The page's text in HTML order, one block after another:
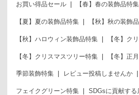
お買い得品セール 【春】春の装飾品特集
【夏】夏の装飾品特集 【秋】秋の装飾
【秋】ハロウィン装飾品特集 【冬】ク
【冬】クリスマスツリー特集 【冬】正
季節装飾特集 レビュー投稿しませんか
フェイクグリーン特集 SDGsに貢献する